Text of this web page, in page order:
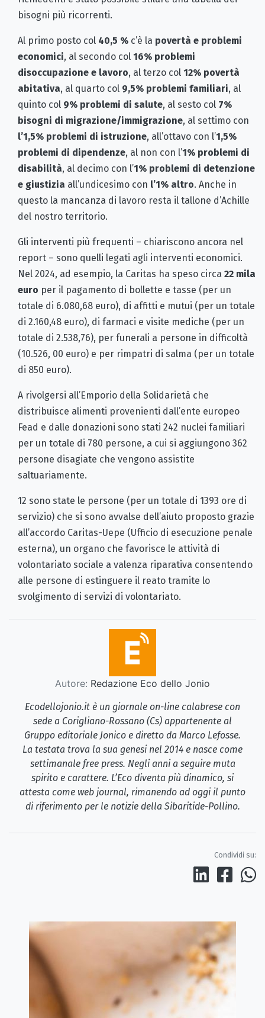
bisogni più ricorrenti.
Al primo posto col 40,5 % c’è la povertà e problemi
economici, al secondo col 16% problemi
disoccupazione e lavoro, al terzo col 12% povertà
abitativa, al quarto col 9,5% problemi familiari, al
quinto col 9% problemi di salute, al sesto col 7%
bisogni di migrazione/immigrazione, al settimo con
l’1,5% problemi di istruzione, all’ottavo con l’1,5%
problemi di dipendenze, al non con l’1% problemi di
disabilità, al decimo con l’1% problemi di detenzione
e giustizia all’undicesimo con l’1% altro. Anche in
questo la mancanza di lavoro resta il tallone d’Achille
del nostro territorio.
Gli interventi più frequenti – chiariscono ancora nel
report – sono quelli legati agli interventi economici.
Nel 2024, ad esempio, la Caritas ha speso circa 22 mila
euro per il pagamento di bollette e tasse (per un
totale di 6.080,68 euro), di affitti e mutui (per un totale
di 2.160,48 euro), di farmaci e visite mediche (per un
totale di 2.538,76), per funerali a persone in difficoltà
(10.526, 00 euro) e per rimpatri di salma (per un totale
di 850 euro).
A rivolgersi all’Emporio della Solidarietà che
distribuisce alimenti provenienti dall’ente europeo
Fead e dalle donazioni sono stati 242 nuclei familiari
per un totale di 780 persone, a cui si aggiungono 362
persone disagiate che vengono assistite
saltuariamente.
12 sono state le persone (per un totale di 1393 ore di
servizio) che si sono avvalse dell’aiuto proposto grazie
all’accordo Caritas-Uepe (Ufficio di esecuzione penale
esterna), un organo che favorisce le attività di
volontariato sociale a valenza riparativa consentendo
alle persone di estinguere il reato tramite lo
svolgimento di servizi di volontariato.
Autore: Redazione Eco dello Jonio
Ecodellojonio.it è un giornale on-line calabrese con
sede a Corigliano-Rossano (Cs) appartenente al
Gruppo editoriale Jonico e diretto da Marco Lefosse.
La testata trova la sua genesi nel 2014 e nasce come
settimanale free press. Negli anni a seguire muta
spirito e carattere. L’Eco diventa più dinamico, si
attesta come web journal, rimanendo ad oggi il punto
di riferimento per le notizie della Sibaritide-Pollino.
Condividi su: